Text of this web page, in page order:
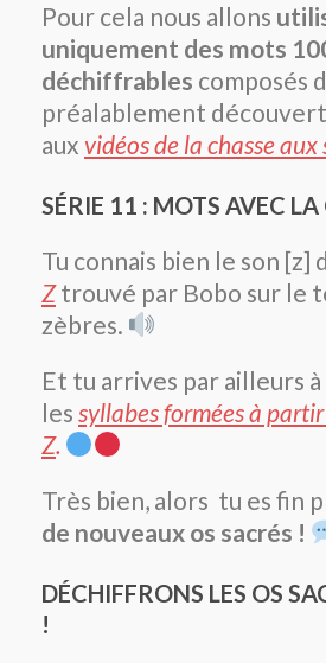
Pour cela nous allons
uniquement des mots
déchiffrables composés
préalablement
aux vidéos de la chasse aux
SÉRIE 11 : MOTS AVEC
Tu connais bien le son [z]
Ztrouvé par Bobo sur le
zèbres.
Et tu arrives par ailleurs
les syllabes formées à
Z.
Très bien, alors tu es fin
de nouveaux os sacrés !
DÉCHIFFRONS LES OS
!